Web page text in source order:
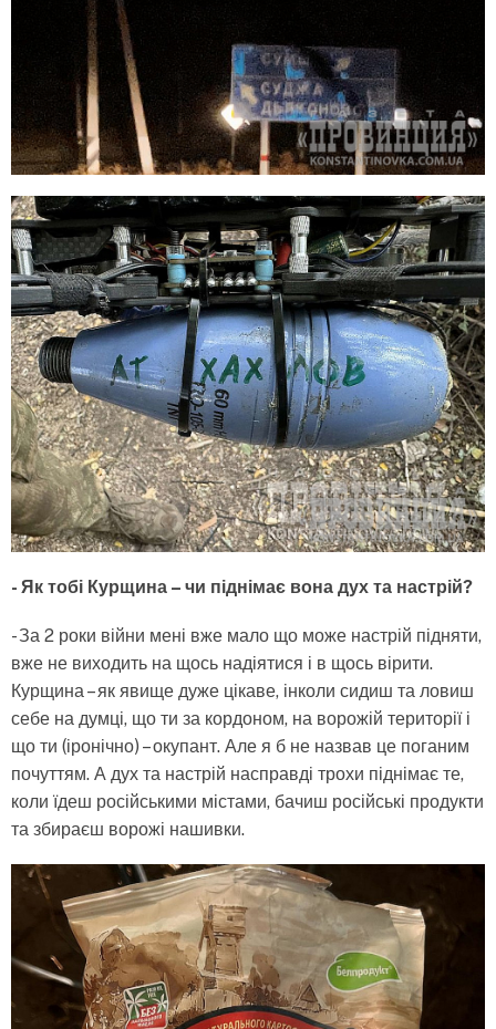
- Як тобі Курщина – чи піднімає вона дух та настрій?
- За 2 роки війни мені вже мало що може настрій підняти,
вже не виходить на щось надіятися і в щось вірити.
Курщина – як явище дуже цікаве, інколи сидиш та ловиш
себе на думці, що ти за кордоном, на ворожій території і
що ти (іронічно) – окупант. Але я б не назвав це поганим
почуттям. А дух та настрій насправді трохи піднімає те,
коли їдеш російськими містами, бачиш російські продукти
та збираєш ворожі нашивки.